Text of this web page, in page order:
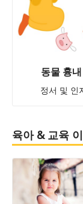
동물 흉
정서 및 인
육아 & 교육